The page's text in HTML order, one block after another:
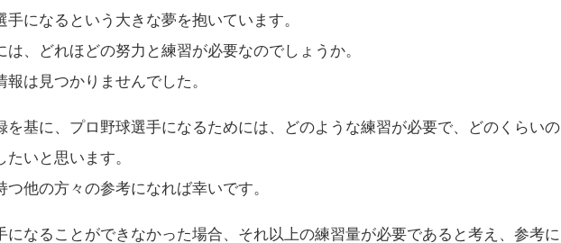
になるという大きな夢を抱いています。
、どれほどの努力と練習が必要なのでしょうか。
は見つかりませんでした。
を基に、プロ野球選手になるためには、どのような練習が必要で、どのくらいの
いと思います。
つ他の方々の参考になれば幸いです。
になることができなかった場合、それ以上の練習量が必要であると考え、参考に